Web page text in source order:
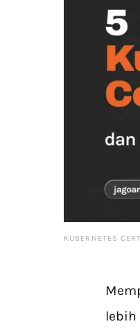
KUBERNETES